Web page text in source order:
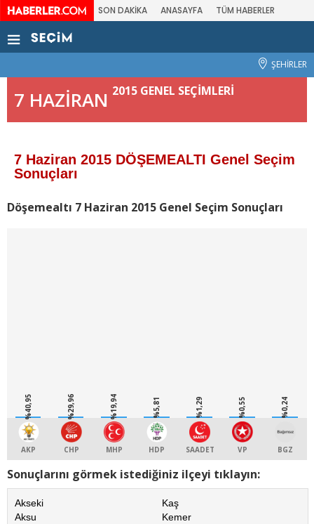
SON DAKİKA ANASAYFA TÜM HABERLER
ŞEHİRLER
7 HAZİRAN 2015 GENEL SEÇİMLERİ
7 Haziran 2015 DÖŞEMEALTI Genel Seçim
Sonuçları
Döşemealtı 7 Haziran 2015 Genel Seçim Sonuçları
%40,95
AKP
%29,96
CHP
%19,94
MHP
%5,81
HDP
%1,29
SAADET
%0,55
VP
%0,24
BGZ
Sonuçlarını görmek istediğiniz ilçeyi tıklayın:
Akseki
Aksu
Kaş
Kemer